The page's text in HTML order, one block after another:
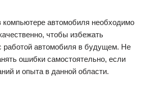
компьютере автомобиля необходимо
чтобы избежать
работой автомобиля в будущем. Не
ошибки самостоятельно, если
и опыта в данной области.